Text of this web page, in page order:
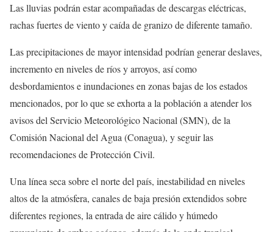
Las lluvias podrán estar acompañadas de descargas eléctricas,
rachas fuertes de viento y caída de granizo de diferente tamaño.
Las precipitaciones de mayor intensidad podrían generar deslaves,
incremento en niveles de ríos y arroyos, así como
desbordamientos e inundaciones en zonas bajas de los estados
mencionados, por lo que se exhorta a la población a atender los
avisos del Servicio Meteorológico Nacional (SMN), de la
Comisión Nacional del Agua (Conagua), y seguir las
recomendaciones de Protección Civil.
Una línea seca sobre el norte del país, inestabilidad en niveles
altos de la atmósfera, canales de baja presión extendidos sobre
diferentes regiones, la entrada de aire cálido y húmedo